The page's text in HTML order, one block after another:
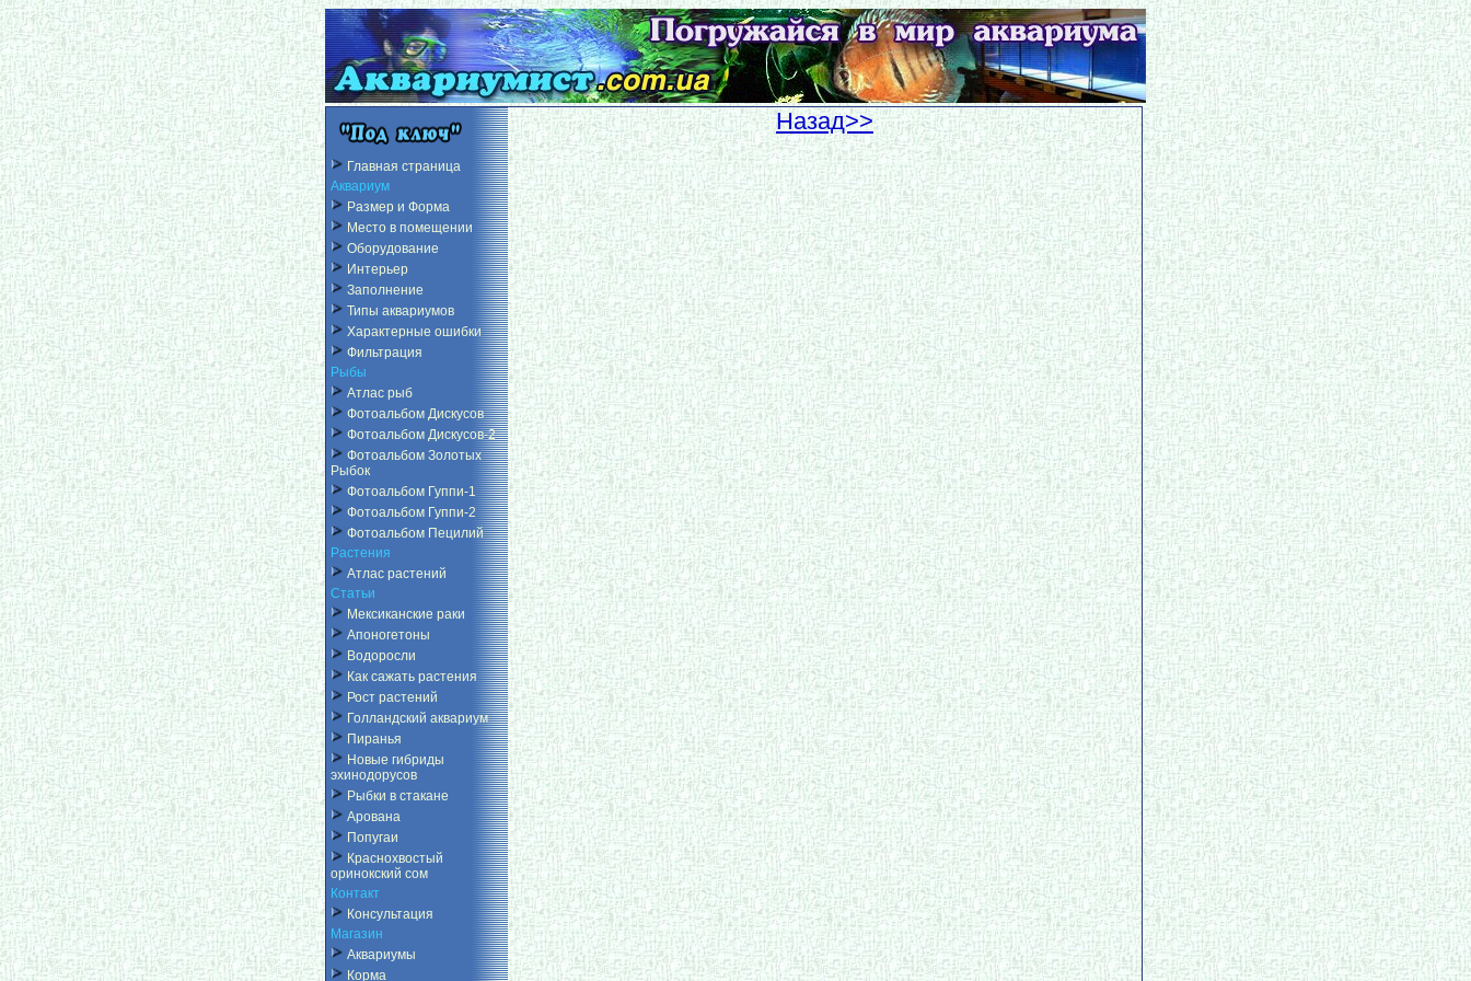
Главная страница
Аквариум
Размер и Форма
Место в помещении
Оборудование
Интерьер
Заполнение
Типы аквариумов
Характерные ошибки
Фильтрация
Рыбы
Атлас рыб
Фотоальбом Дискусов
Фотоальбом Дискусов-2
Фотоальбом Золотых
Рыбок
Фотоальбом Гуппи-1
Фотоальбом Гуппи-2
Фотоальбом Пецилий
Растения
Атлас растений
Статьи
Мексиканские раки
Апоногетоны
Водоросли
Как сажать растения
Рост растений
Голландский аквариум
Пиранья
Новые гибриды
эхинодорусов
Рыбки в стакане
Арована
Попугаи
Краснохвостый
оринокский сом
Контакт
Консультация
Магазин
Аквариумы
Корма
Hазад>>